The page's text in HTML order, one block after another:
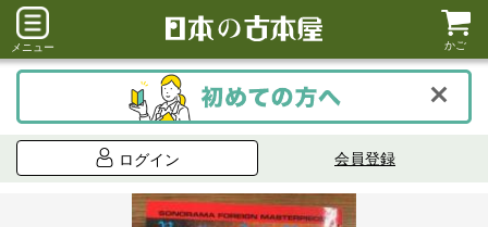
メニュー かご
ログイン 会員登録